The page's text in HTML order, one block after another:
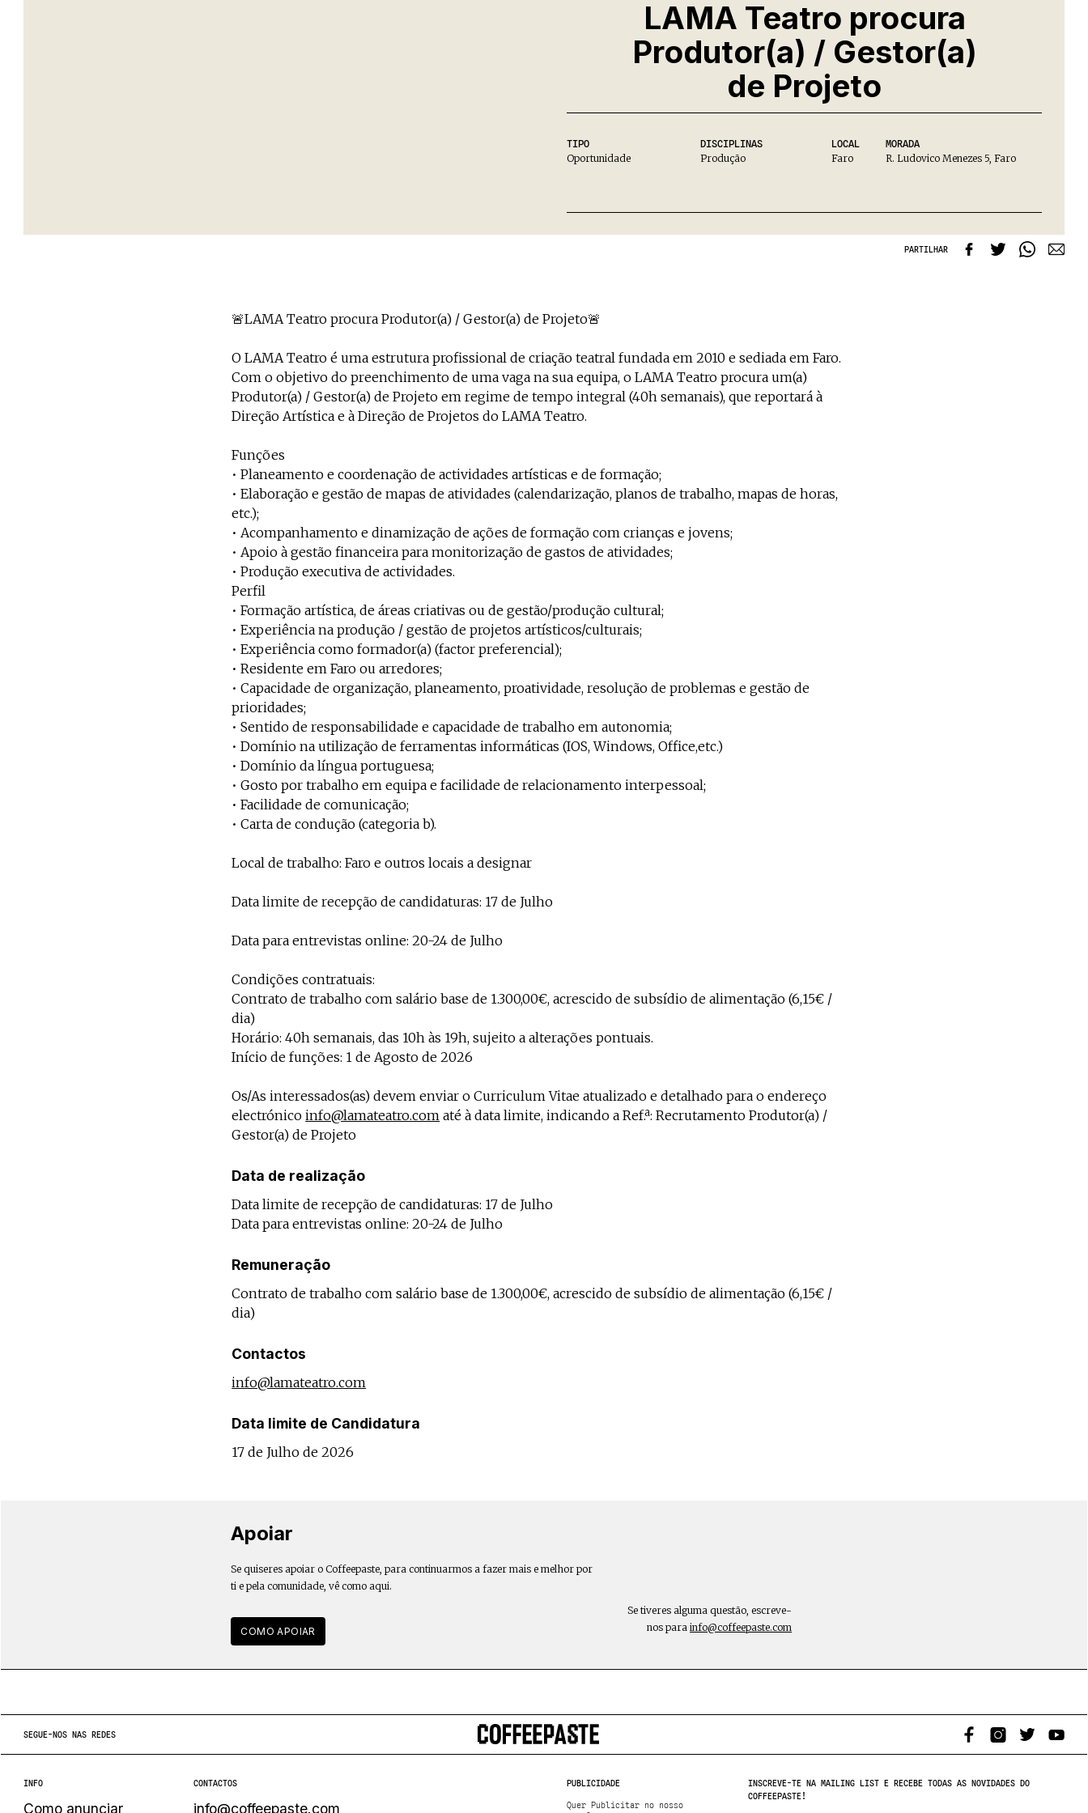
LAMA Teatro procura
Produtor(a) / Gestor(a)
de Projeto
TIPO
Oportunidade
DISCIPLINAS
Produção
LOCAL
Faro
MORADA
R. Ludovico Menezes 5, Faro
PARTILHAR
🚨LAMA Teatro procura Produtor(a) / Gestor(a) de Projeto🚨
O LAMA Teatro é uma estrutura profissional de criação teatral fundada em 2010 e sediada em Faro.
Com o objetivo do preenchimento de uma vaga na sua equipa, o LAMA Teatro procura um(a)
Produtor(a) / Gestor(a) de Projeto em regime de tempo integral (40h semanais), que reportará à
Direção Artística e à Direção de Projetos do LAMA Teatro.
Funções
• Planeamento e coordenação de actividades artísticas e de formação;
• Elaboração e gestão de mapas de atividades (calendarização, planos de trabalho, mapas de horas,
etc.);
• Acompanhamento e dinamização de ações de formação com crianças e jovens;
• Apoio à gestão financeira para monitorização de gastos de atividades;
• Produção executiva de actividades.
Perfil
• Formação artística, de áreas criativas ou de gestão/produção cultural;
• Experiência na produção / gestão de projetos artísticos/culturais;
• Experiência como formador(a) (factor preferencial);
• Residente em Faro ou arredores;
• Capacidade de organização, planeamento, proatividade, resolução de problemas e gestão de
prioridades;
• Sentido de responsabilidade e capacidade de trabalho em autonomia;
• Domínio na utilização de ferramentas informáticas (IOS, Windows, Office,etc.)
• Domínio da língua portuguesa;
• Gosto por trabalho em equipa e facilidade de relacionamento interpessoal;
• Facilidade de comunicação;
• Carta de condução (categoria b).
Local de trabalho: Faro e outros locais a designar
Data limite de recepção de candidaturas: 17 de Julho
Data para entrevistas online: 20-24 de Julho
Condições contratuais:
Contrato de trabalho com salário base de 1.300,00€, acrescido de subsídio de alimentação (6,15€ /
dia)
Horário: 40h semanais, das 10h às 19h, sujeito a alterações pontuais.
Início de funções: 1 de Agosto de 2026
Os/As interessados(as) devem enviar o Curriculum Vitae atualizado e detalhado para o endereço
electrónicoinfo@lamateatro.com até à data limite, indicando a Ref.ª: Recrutamento Produtor(a) /
Gestor(a) de Projeto
Data de realização
Data limite de recepção de candidaturas: 17 de Julho
Data para entrevistas online: 20-24 de Julho
Remuneração
Contrato de trabalho com salário base de 1.300,00€, acrescido de subsídio de alimentação (6,15€ /
dia)
Contactos
info@lamateatro.com
Data limite de Candidatura
17 de Julho de 2026
Apoiar
Se quiseres apoiar o Coffeepaste, para continuarmos a fazer mais e melhor por
ti e pela comunidade, vê como aqui.
COMO APOIAR
Se tiveres alguma questão, escreve-
nos parainfo@coffeepaste.com
SEGUE-NOS NAS REDES
INFO
Como anunciar
CONTACTOS
info@coffeepaste.com
PUBLICIDADE
Quer Publicitar no nosso
INSCREVE-TE NA MAILING LIST E RECEBE TODAS AS NOVIDADES DO
COFFEEPASTE!